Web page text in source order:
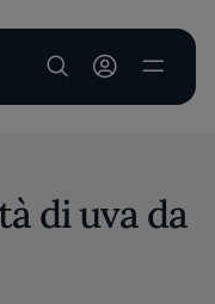
User account
di uva da